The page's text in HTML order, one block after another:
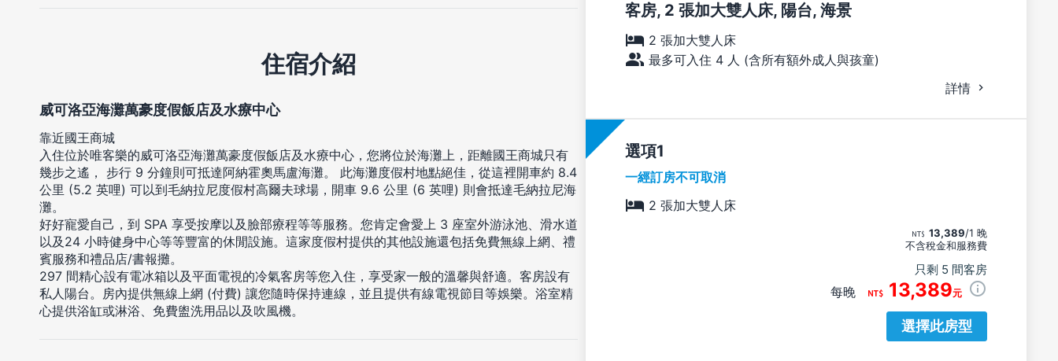
客房, 2 張加大雙人床, 陽台, 海景
2 張加大雙人床
最多可入住 4 人 (含所有額外成人與孩童)
詳情
選項
一經訂房不可取消
2 張加大雙人床
13,389/1 晚
不含稅金和服務費
只剩 5 間客房
每晚 13,389元
選擇此房型
住宿介紹
威可洛亞海灘萬豪度假飯店及水療中心
靠近國王商城
入住位於唯客樂的威可洛亞海灘萬豪度假飯店及水療中心，您將位於海灘上，距離國王商城只有
幾步之遙， 步行 9 分鐘則可抵達阿納霍奧馬盧海灘。 此海灘度假村地點絕佳，從這裡開車約 8.4
公里 (5.2 英哩) 可以到毛納拉尼度假村高爾夫球場，開車 9.6 公里 (6 英哩) 則會抵達毛納拉尼海
灘。
好好寵愛自己，到 SPA 享受按摩以及臉部療程等等服務。您肯定會愛上 3 座室外游泳池、滑水道
以及24 小時健身中心等等豐富的休閒設施。這家度假村提供的其他設施還包括免費無線上網、禮
賓服務和禮品店/書報攤。
297 間精心設有電冰箱以及平面電視的冷氣客房等您入住，享受家一般的溫馨與舒適。客房設有
私人陽台。房內提供無線上網 (付費) 讓您隨時保持連線，並且提供有線電視節目等娛樂。浴室精
心提供浴缸或淋浴、免費盥洗用品以及吹風機。